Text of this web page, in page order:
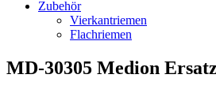
Zubehör
Vierkantriemen
Flachriemen
MD-30305 Medion